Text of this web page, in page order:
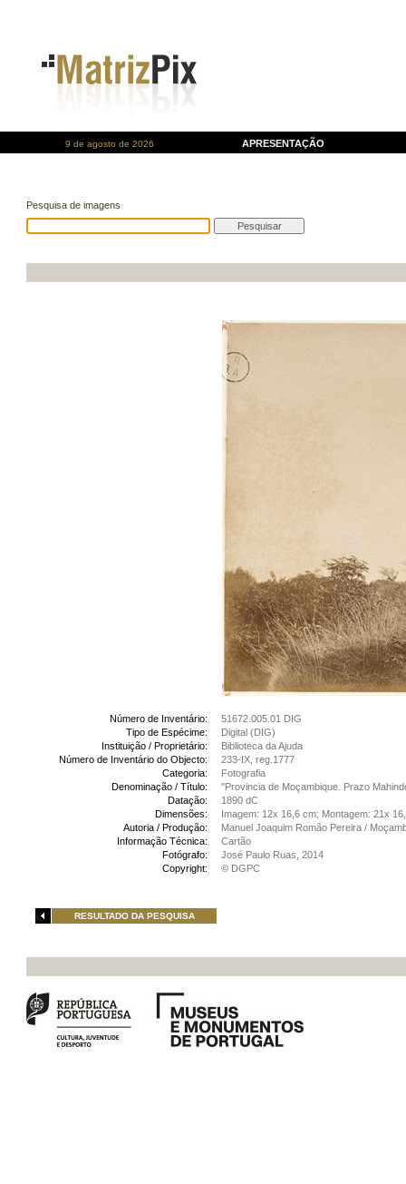
9 de agosto de 2026 APRESENTAÇÃO
Pesquisa de imagens
Número de Inventário:
51672.005.01 DIG
Tipo de Espécime:
Digital (DIG)
Instituição / Proprietário:
Biblioteca da Ajuda
Número de Inventário do Objecto:
233-IX, reg.1777
Categoria:
Fotografia
Denominação / Título:
"Provincia de Moçambique. Prazo
Datação:
1890 dC
Dimensões:
Imagem: 12x 16,6 cm; Montagem: 21x
Autoria / Produção:
Manuel Joaquim Romão Pereira /
Informação Técnica:
Cartão
Fotógrafo:
José Paulo Ruas, 2014
Copyright:
© DGPC
RESULTADO DA PESQUISA